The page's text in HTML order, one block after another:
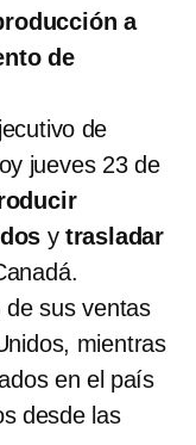
a
de
de
jueves 23 de
y trasladar
de sus ventas
mientras
en el país
desde las